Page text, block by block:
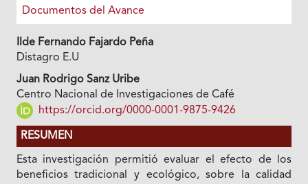
Documentos del Avance
Ilde Fernando Fajardo Peña
Distagro E.U
Juan Rodrigo Sanz Uribe
Centro Nacional de Investigaciones de Café
https://orcid.org/0000-0001-9875-9426
RESUMEN
Esta investigación permitió evaluar el efecto de los
beneficios tradicional y ecológico, sobre la calidad